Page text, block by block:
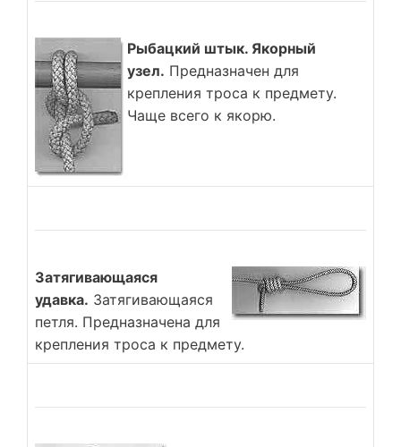
Рыбацкий штык. Якорный
узел. Предназначен для
крепления троса к предмету.
Чаще всего к якорю.
Затягивающаяся
удавка. Затягивающаяся
петля. Предназначена для
крепления троса к предмету.